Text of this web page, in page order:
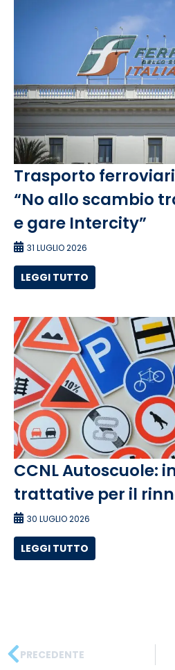
Trasporto
“No allo scambio
e gare Intercity”
31 LUGLIO 2026
LEGGI TUTTO
CCNL Autoscuole:
trattative per il
30 LUGLIO 2026
LEGGI TUTTO
PRECEDENTE